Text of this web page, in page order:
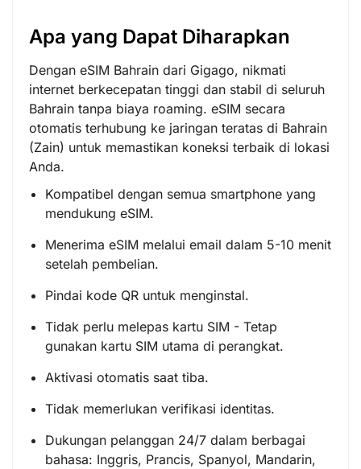
Apa yang Dapat Diharapkan
Dengan eSIM Bahrain dari Gigago, nikmati
internet berkecepatan tinggi dan stabil di seluruh
Bahrain tanpa biaya roaming. eSIM secara
otomatis terhubung ke jaringan teratas di Bahrain
(Zain) untuk memastikan koneksi terbaik di lokasi
Anda.
Kompatibel dengan semua smartphone yang
mendukung eSIM.
Menerima eSIM melalui email dalam 5-10 menit
setelah pembelian.
Pindai kode QR untuk menginstal.
Tidak perlu melepas kartu SIM - Tetap
gunakan kartu SIM utama di perangkat.
Aktivasi otomatis saat tiba.
Tidak memerlukan verifikasi identitas.
Dukungan pelanggan 24/7 dalam berbagai
bahasa: Inggris, Prancis, Spanyol, Mandarin,